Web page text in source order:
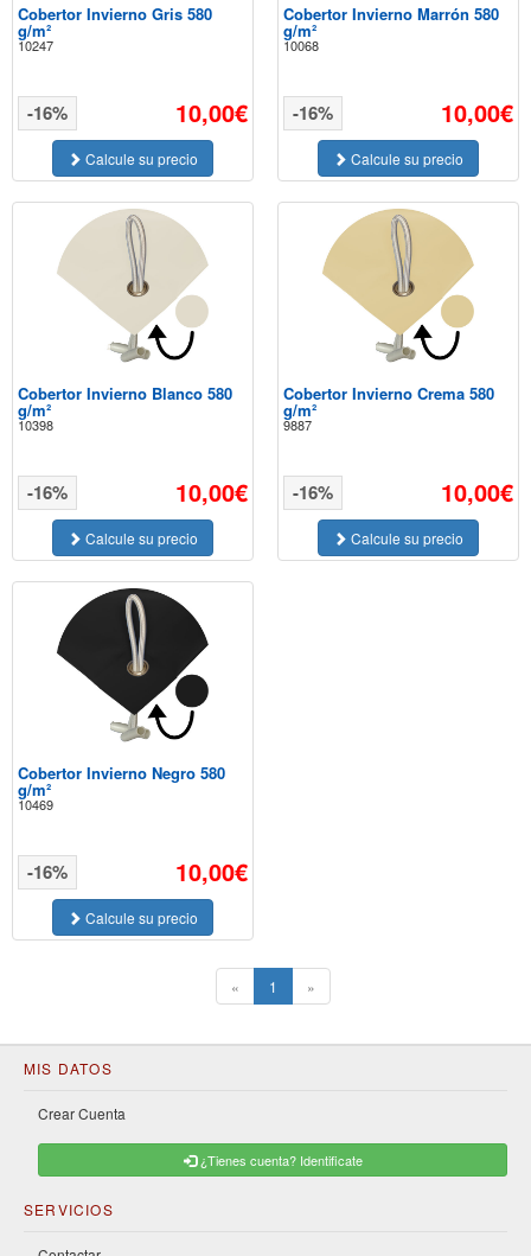
Cobertor Invierno Gris 580
g/m²
10247
10,00€
-16%
Calcule su precio
Cobertor Invierno Marrón 580
g/m²
10068
10,00€
-16%
Calcule su precio
Cobertor Invierno Blanco 580
g/m²
10398
10,00€
-16%
Calcule su precio
Cobertor Invierno Crema 580
g/m²
9887
10,00€
-16%
Calcule su precio
Cobertor Invierno Negro 580
g/m²
10469
10,00€
-16%
Calcule su precio
« 1 (current)
»
MIS DATOS
Crear Cuenta
¿Tienes cuenta? Identificate
SERVICIOS